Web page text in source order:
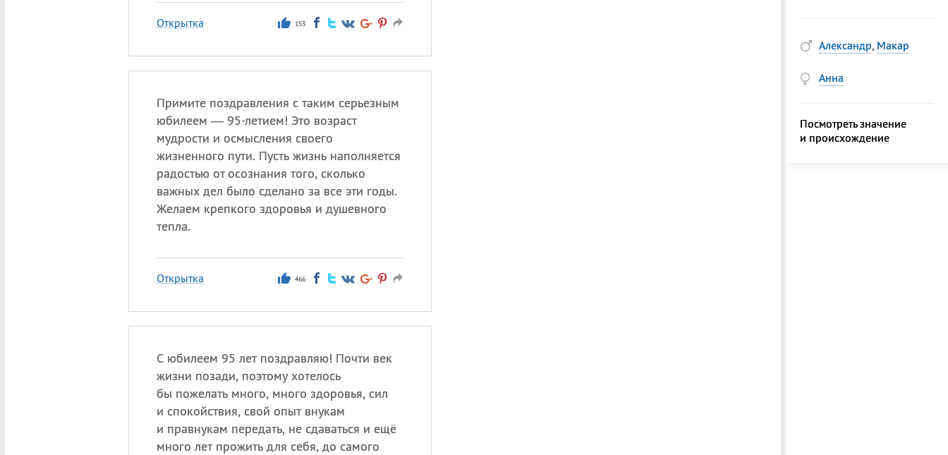
Открытка 153
Примите поздравления с таким серьезным
юбилеем — 95-летием! Это возраст
мудрости и осмысления своего
жизненного пути. Пусть жизнь наполняется
радостью от осознания того, сколько
важных дел было сделано за все эти годы.
Желаем крепкого здоровья и душевного
тепла.
Открытка 466
С юбилеем 95 лет поздравляю! Почти век
жизни позади, поэтому хотелось
бы пожелать много, много здоровья, сил
и спокойствия, свой опыт внукам
и правнукам передать, не сдаваться и ещё
много лет прожить для себя, до самого
Александр, Макар
Анна
Посмотреть значение
и происхождение